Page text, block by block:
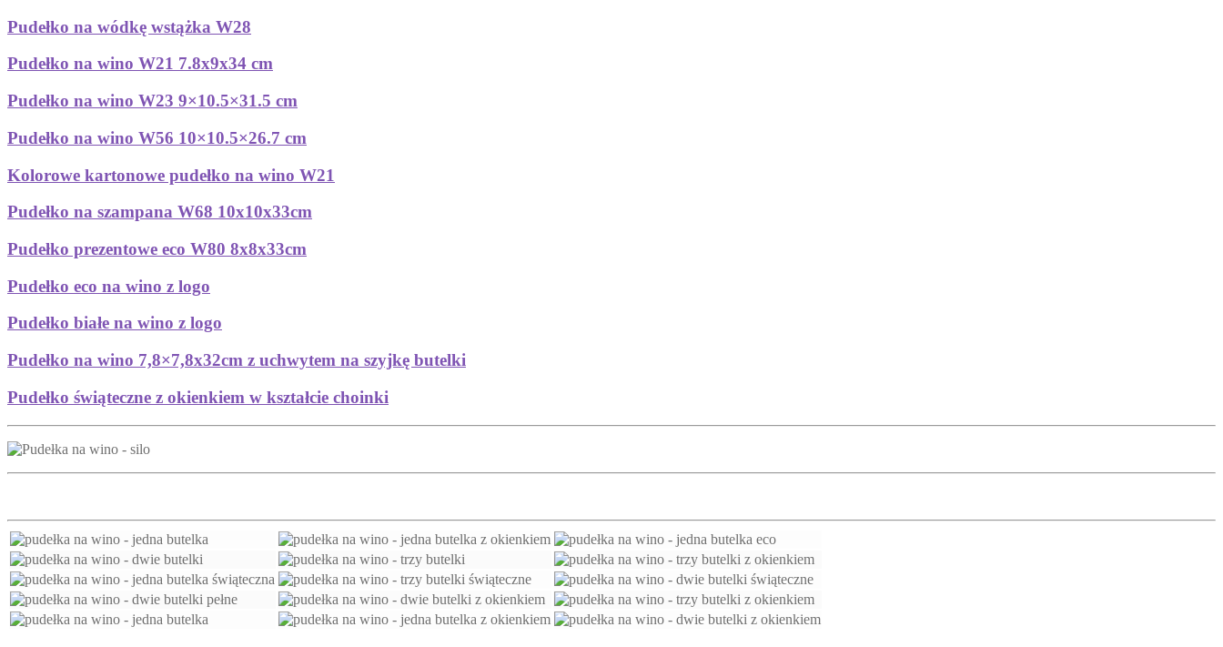
Pudełko na wódkę wstążka W28
Pudełko na wino W21 7.8x9x34 cm
Pudełko na wino W23 9×10.5×31.5 cm
Pudełko na wino W56 10×10.5×26.7 cm
Kolorowe kartonowe pudełko na wino W21
Pudełko na szampana W68 10x10x33cm
Pudełko prezentowe eco W80 8x8x33cm
Pudełko eco na wino z logo
Pudełko białe na wino z logo
Pudełko na wino 7,8×7,8x32cm z uchwytem na szyjkę butelki
Pudełko świąteczne z okienkiem w kształcie choinki